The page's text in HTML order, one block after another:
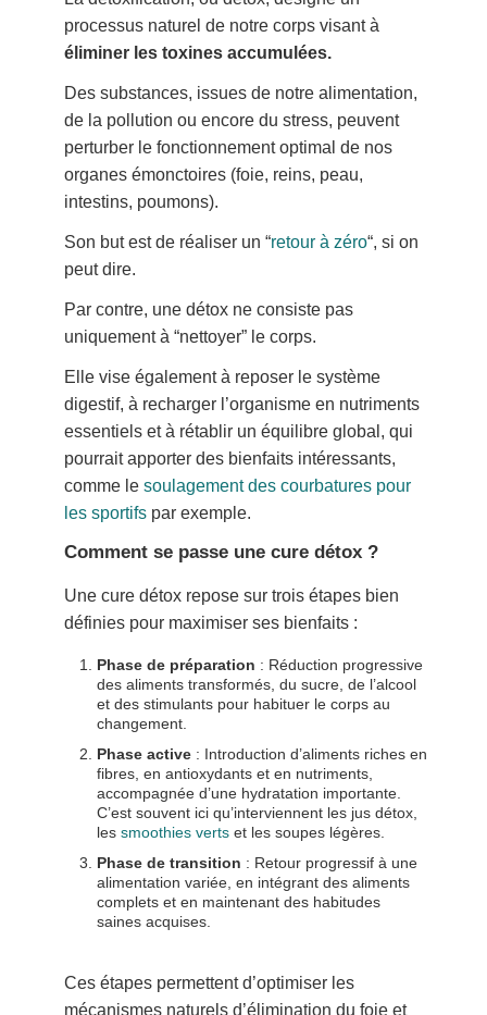
processus naturel de notre corps visant à
éliminer les toxines accumulées.
Des substances, issues de notre alimentation,
de la pollution ou encore du stress, peuvent
perturber le fonctionnement optimal de nos
organes émonctoires (foie, reins, peau,
intestins, poumons).
Son but est de réaliser un “retour à zéro“, si on
peut dire.
Par contre, une détox ne consiste pas
uniquement à “nettoyer” le corps.
Elle vise également à reposer le système
digestif, à recharger l’organisme en nutriments
essentiels et à rétablir un équilibre global, qui
pourrait apporter des bienfaits intéressants,
comme lesoulagement des courbatures pour
les sportifs par exemple.
Comment se passe une cure détox ?
Une cure détox repose sur trois étapes bien
définies pour maximiser ses bienfaits :
Phase de préparation : Réduction progressive
des aliments transformés, du sucre, de l’alcool
et des stimulants pour habituer le corps au
changement.
Phase active : Introduction d’aliments riches en
fibres, en antioxydants et en nutriments,
accompagnée d’une hydratation importante.
C’est souvent ici qu’interviennent les jus détox,
lessmoothies verts et les soupes légères.
Phase de transition : Retour progressif à une
alimentation variée, en intégrant des aliments
complets et en maintenant des habitudes
saines acquises.
Ces étapes permettent d’optimiser les
mécanismes naturels d’élimination du foie et